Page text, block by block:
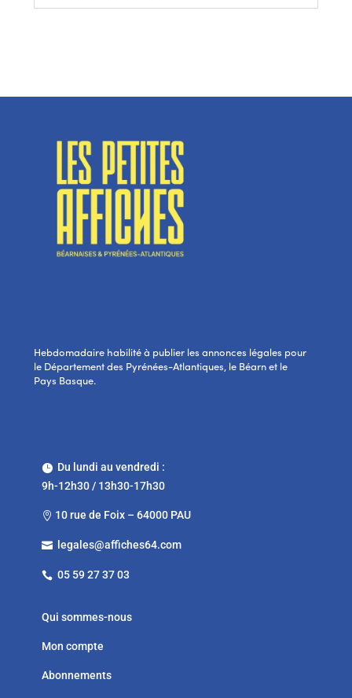
Hebdomadaire habilité à publier les annonces légales pour
le Département des Pyrénées-Atlantiques, le Béarn et le
Pays Basque.
Du lundi au vendredi :
9h-12h30 / 13h30-17h30
 10 rue de Foix – 64000 PAU
 legales@affiches64.com
 05 59 27 37 03
Qui sommes-nous
Mon compte
Abonnements